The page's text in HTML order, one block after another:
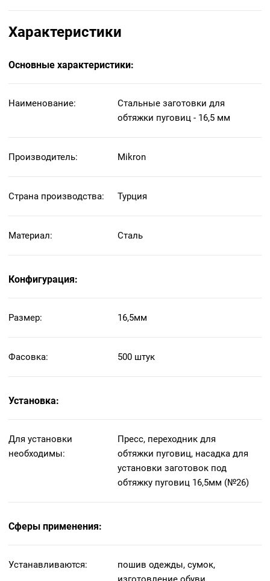
Характеристики
Основные характеристики:
Наименование:
Стальные заготовки для
обтяжки пуговиц - 16,5 мм
Производитель: Mikron
Страна производства: Турция
Материал: Сталь
Конфигурация:
Размер: 16,5мм
Фасовка: 500 штук
Установка:
Для установки
необходимы:
Пресс, переходник для
обтяжки пуговиц, насадка для
установки заготовок под
обтяжку пуговиц 16,5мм (№26)
Сферы применения:
Устанавливаются:
пошив одежды, сумок,